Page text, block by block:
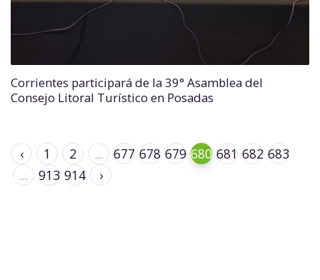
Corrientes participará de la 39° Asamblea del
Consejo Litoral Turístico en Posadas
‹ 1 2 ... 677 678 679 680 681 682 683
...
913 914 ›